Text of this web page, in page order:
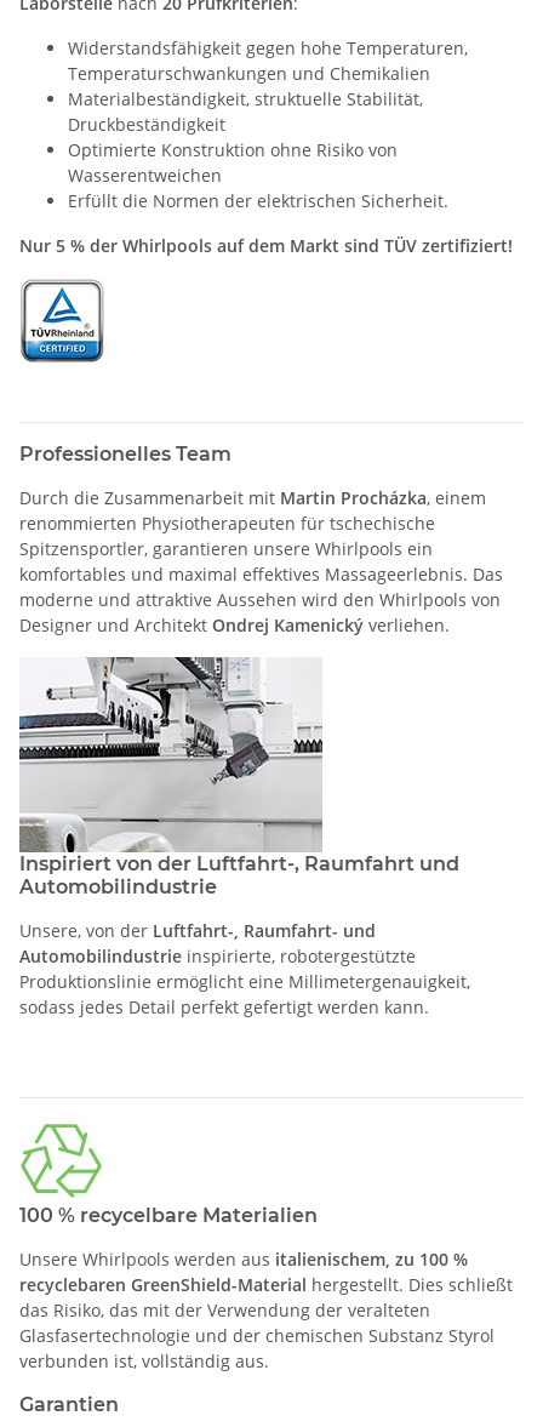
Widerstandsfähigkeit gegen hohe Temperaturen,
Temperaturschwankungen und Chemikalien
Materialbeständigkeit, struktuelle Stabilität,
Druckbeständigkeit
Optimierte Konstruktion ohne Risiko von
Wasserentweichen
Erfüllt die Normen der elektrischen Sicherheit.
Nur 5 % der Whirlpools auf dem Markt sind TÜV zertifiziert!
Professionelles Team
Durch die Zusammenarbeit mit Martin Procházka, einem
renommierten Physiotherapeuten für tschechische
Spitzensportler, garantieren unsere Whirlpools ein
komfortables und maximal effektives Massageerlebnis. Das
moderne und attraktive Aussehen wird den Whirlpools von
Designer und Architekt Ondrej Kamenický verliehen.
Inspiriert von der Luftfahrt-, Raumfahrt und
Automobilindustrie
Unsere, von der Luftfahrt-, Raumfahrt- und
Automobilindustrie inspirierte, robotergestützte
Produktionslinie ermöglicht eine Millimetergenauigkeit,
sodass jedes Detail perfekt gefertigt werden kann.
100 % recycelbare Materialien
Unsere Whirlpools werden aus italienischem, zu 100 %
recyclebaren GreenShield-Material hergestellt. Dies schließt
das Risiko, das mit der Verwendung der veralteten
Glasfasertechnologie und der chemischen Substanz Styrol
verbunden ist, vollständig aus.
Garantien